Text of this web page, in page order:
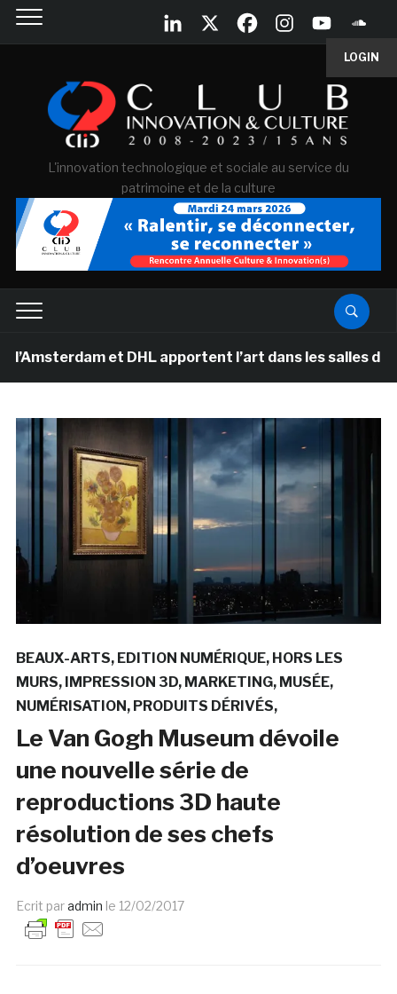
LOGIN
L'innovation technologique et sociale au service du
patrimoine et de la culture
et DHL apportent l’art dans les salles de classe
BEAUX-ARTS EDITION NUMÉRIQUE HORS LES
MURS IMPRESSION 3D MARKETING MUSÉE
NUMÉRISATION PRODUITS DÉRIVÉS
Le Van Gogh Museum dévoile
une nouvelle série de
reproductions 3D haute
résolution de ses chefs
d’oeuvres
Ecrit paradmin le 12/02/2017